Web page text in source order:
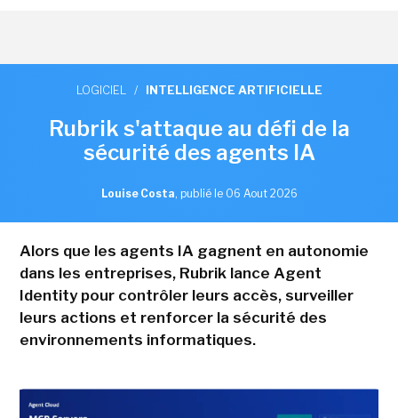
LOGICIEL / INTELLIGENCE ARTIFICIELLE
Rubrik s'attaque au défi de la
sécurité des agents IA
Louise Costa, publié le 06 Aout 2026
Alors que les agents IA gagnent en autonomie
dans les entreprises, Rubrik lance Agent
Identity pour contrôler leurs accès, surveiller
leurs actions et renforcer la sécurité des
environnements informatiques.